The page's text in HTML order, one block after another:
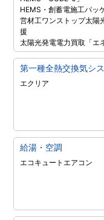
HEMS・創蓄電施工パッ
営材工ワンストップ太陽
援
太陽光発電電力買取「エ
第一種全熱交換気シ
エクリア
給湯・空調
エコキュート エアコン